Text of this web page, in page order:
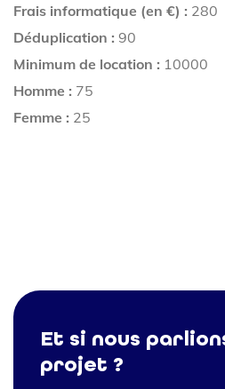
Frais informatique (en €) : 280
Déduplication : 90
Minimum de location : 10000
Homme : 75
Femme : 25
Et si nous
projet ?